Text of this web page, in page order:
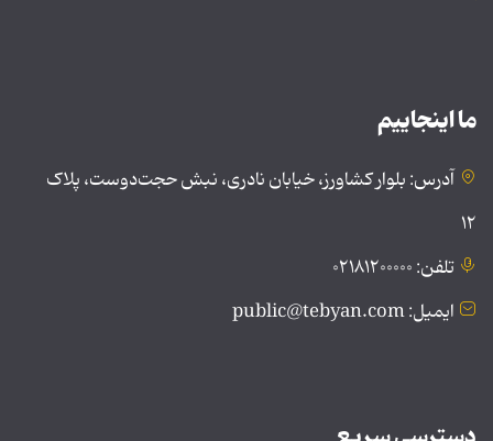
ما اینجاییم
آدرس: بلوار کشاورز، خیابان نادری، نبش حجت‌دوست، پلاک
۱۲
تلفن: ۰۲۱۸۱۲۰۰۰۰۰
ایمیل: public@tebyan.com